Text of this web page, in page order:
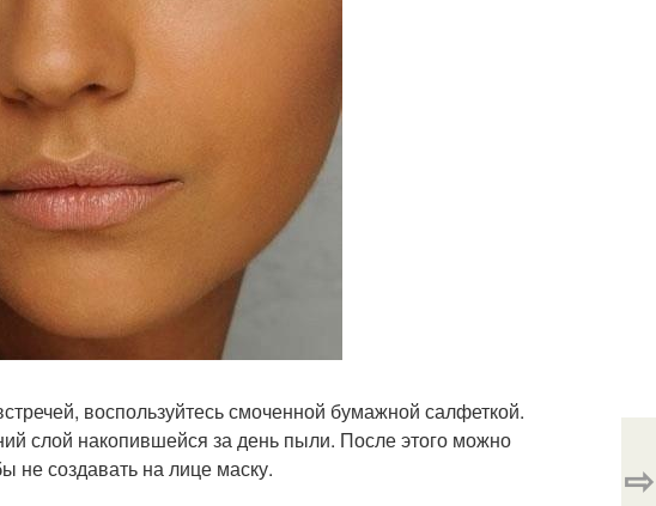
воспользуйтесь смоченной бумажной салфеткой.
слой накопившейся за день пыли. После этого можно
не создавать на лице маску.
⇨